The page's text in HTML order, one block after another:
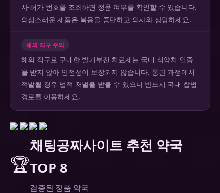
사·허가 번호를 조회하면 정품 여부를 확인할 수 있습니다.
의심스러운 제품은 복용을 중단하고 의사와 상담하세요.
해외 직구 주의
해외 직구로 구매한 발기부전 치료제는 국내 식약처 인증
을 받지 않아 안전성이 보장되지 않습니다. 통관 과정에서
적발될 경우 법적 처벌을 받을 수 있으니 반드시 국내 합법
경로를 이용하세요.
🏆
채팅공짜사이트 추천 약국
TOP 8
검증된 정품 약국